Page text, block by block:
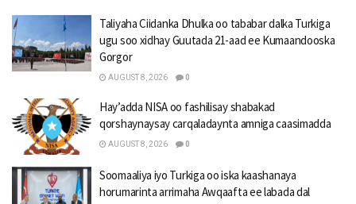
Taliyaha Ciidanka Dhulka oo tababar dalka Turkiga
ugu soo xidhay Guutada 21-aad ee Kumaandooska
Gorgor
AUGUST 8, 2026 0
Hay’adda NISA oo fashilisay shabakad
qorshaynaysay carqaladaynta amniga caasimadda
AUGUST 8, 2026 0
Soomaaliya iyo Turkiga oo iska kaashanaya
horumarinta arrimaha Awqaafta ee labada dal